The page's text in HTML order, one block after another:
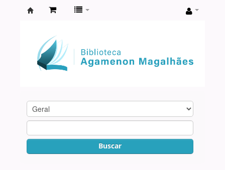
Agamenon
Magalhães
Buscar